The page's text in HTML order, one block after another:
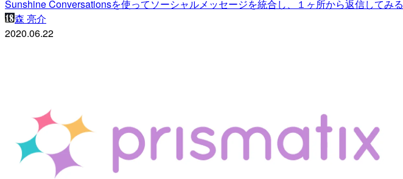
Sunshine Conversationsを使ってソーシャルメッセージを統合し、１ヶ所から返信してみる
森 亮介
2020.06.22